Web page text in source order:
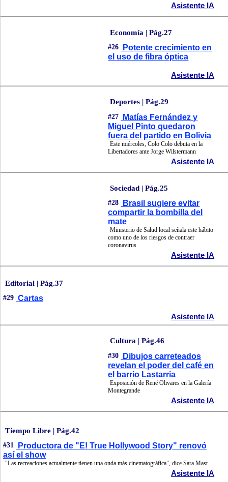
Asistente IA
Economía | Pág.27
#26
Potente crecimiento en
el uso de fibra óptica
Asistente IA
Deportes | Pág.29
#27
Matías Fernández y
Miguel Pinto quedaron
fuera del partido en Bolivia
Este miércoles, Colo Colo debuta en la
Libertadores ante Jorge Wilstermann
Asistente IA
Sociedad | Pág.25
#28
Brasil sugiere evitar
compartir la bombilla del
mate
Ministerio de Salud local señala este hábito
como uno de los riesgos de contraer
coronavirus
Asistente IA
Editorial | Pág.37
#29 Cartas
Asistente IA
Cultura | Pág.46
#30
Dibujos carreteados
revelan el poder del café en
el barrio Lastarria
Exposición de René Olivares en la Galería
Montegrande
Asistente IA
Tiempo Libre | Pág.42
#31
Productora de "E! True Hollywood Story" renovó
así el show
"Las recreaciones actualmente tienen una onda más cinematográfica", dice Sara Mast
Asistente IA